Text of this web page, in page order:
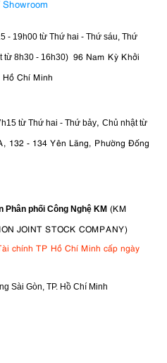
- 19h00 từ Thứ hai - Thứ sáu, Thứ
từ 8h30 - 16h30) 96 Nam Kỳ Khởi
Chí Minh
từ Thứ hai - Thứ bảy, Chủ nhật từ
132 - 134 Yên Lãng, Phường Đống
Phân phối Công Nghệ KM (KM
JOINT STOCK COMPANY)
chính TP Hồ Chí Minh cấp ngày
Sài Gòn, TP. Hồ Chí Minh